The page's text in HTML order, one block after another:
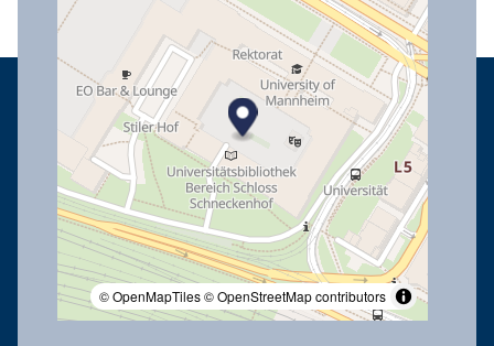
© OpenMapTiles© OpenStreetMap contributors